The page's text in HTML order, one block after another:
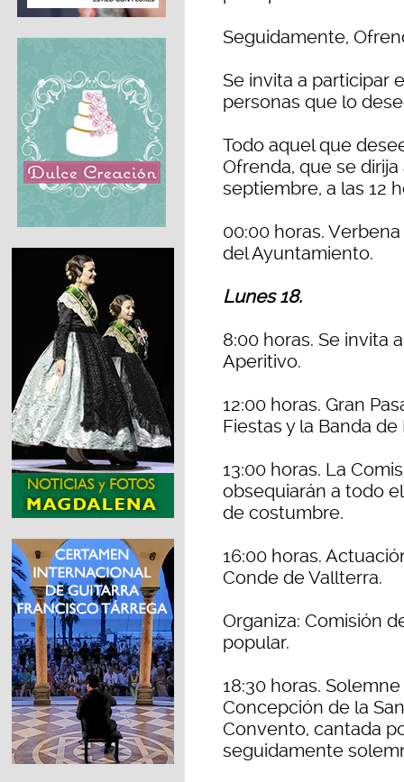
Seguidamente,
Se invita a participar
personas que lo
Todo aquel que
Ofrenda, que se
septiembre, a las 12
00:00 horas.
del Ayuntamiento.
Lunes 18.
8:00 horas. Se invita
Aperitivo.
12:00 horas. Gran
Fiestas y la Banda de
13:00 horas. La
obsequiarán a todo
de costumbre.
16:00 horas.
Conde de Vallterra.
Organiza: Comisión
popular.
18:30 horas.
Concepción de la
Convento, cantada
seguidamente